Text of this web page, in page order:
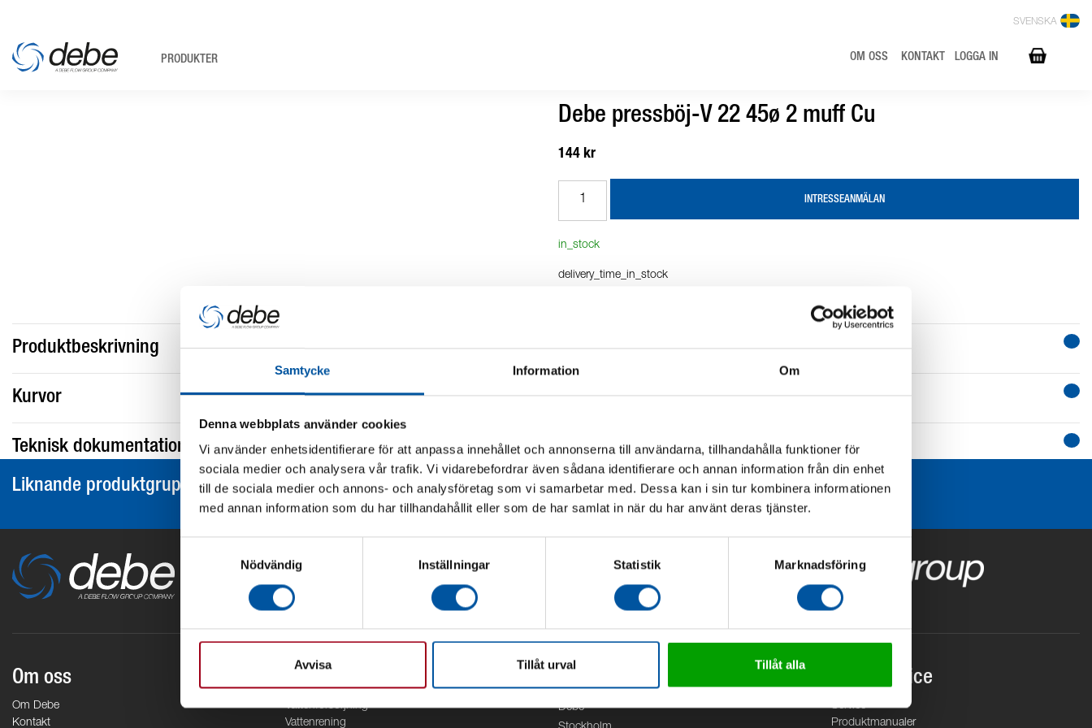
Samtycke Information Om
Denna webbplats använder cookies
Vi använder enhetsidentifierare för att anpassa innehållet och annonserna till användarna, tillhandahålla funktioner för
sociala medier och analysera vår trafik. Vi vidarebefordrar även sådana identifierare och annan information från din enhet
till de sociala medier och annons- och analysföretag som vi samarbetar med. Dessa kan i sin tur kombinera informationen
med annan information som du har tillhandahållit eller som de har samlat in när du har använt deras tjänster.
Nödvändig
Inställningar Statistik Marknadsföring
Avvisa Tillåt urval Tillåt alla
SVENSKA
PRODUKTER OM OSS KONTAKT LOGGA IN
Debe pressböj-V 22 45ø 2 muff Cu
144 kr
INTRESSEANMÄLAN
in_stock
delivery_time_in_stock
Produktbeskrivning
Kurvor
Teknisk dokumentation
Liknande produktgrupper
Om oss
Om Debe
Kontakt
Vattenförsörjning
Vattenrening
Debe
Kundservice
Service
Produktmanualer